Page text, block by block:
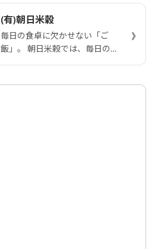
(有)朝日米穀
毎日の食卓に欠かせない「ご
飯」。 朝日米穀では、毎日の
›